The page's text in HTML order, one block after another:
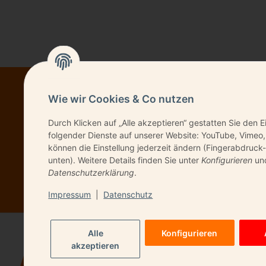
Bitte senden Sie
QUICK
Wie wir Cookies & Co nutzen
Durch Klicken auf „Alle akzeptieren“ gestatten Sie den
folgender Dienste auf unserer Website: YouTube,
können die Einstellung jederzeit ändern
unten). Weitere Details finden Sie unterKonfigurieren
Datenschutzerklärung.
Impressum Datenschutz
Alle
akzeptieren
Konfigurieren